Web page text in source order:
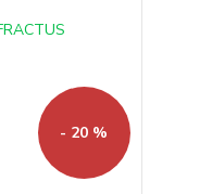
- 20 %